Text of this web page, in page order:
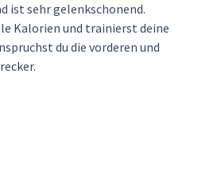
ist sehr gelenkschonend.
Kalorien und trainierst deine
du die vorderen und